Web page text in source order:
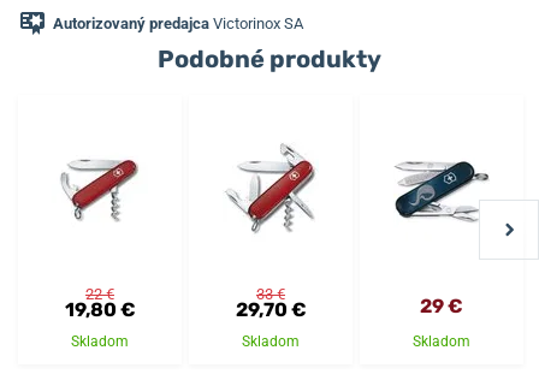
Autorizovaný predajca Victorinox SA
Podobné produkty
22 €
19,80 €
Skladom
33 €
29,70 €
Skladom
29 €
Skladom